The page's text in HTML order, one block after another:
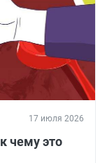
17 июля 2026
чему это